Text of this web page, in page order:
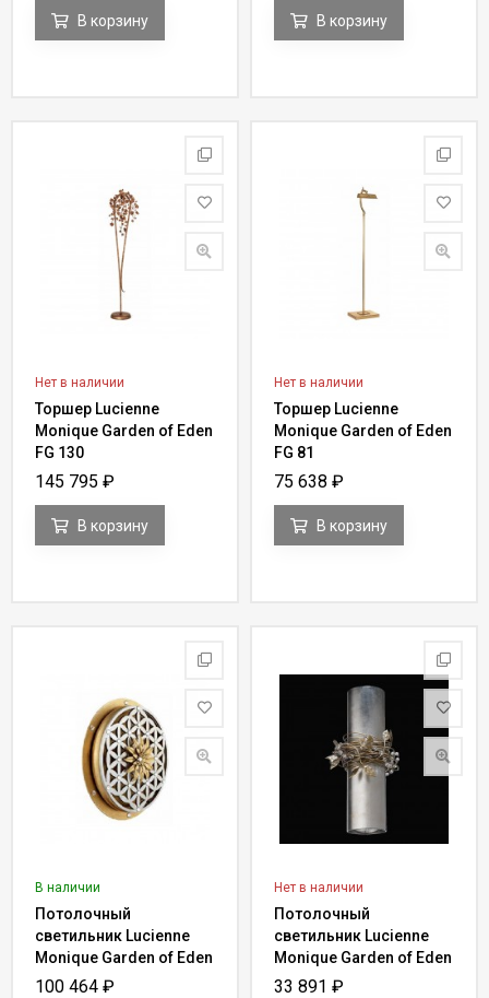
В корзину В корзину
Нет в наличии
Торшер Lucienne
Monique Garden of Eden
FG 130
145 795 ₽
В корзину
Нет в наличии
Торшер Lucienne
Monique Garden of Eden
FG 81
75 638 ₽
В корзину
В наличии
Потолочный
светильник Lucienne
Monique Garden of Eden
Y 52
100 464 ₽
Нет в наличии
Потолочный
светильник Lucienne
Monique Garden of Eden
Y 63
33 891 ₽